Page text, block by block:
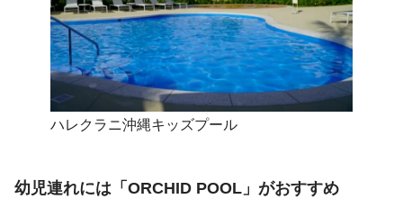
ハレクラニ沖縄キッズプール
幼児連れには「ORCHID POOL」がおすすめ